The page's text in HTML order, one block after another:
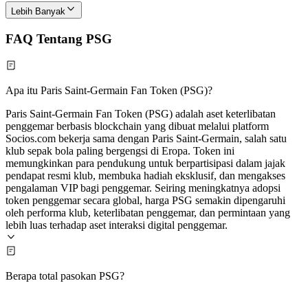
Lebih Banyak
FAQ Tentang PSG
Apa itu Paris Saint‑Germain Fan Token (PSG)?
Paris Saint‑Germain Fan Token (PSG) adalah aset keterlibatan
penggemar berbasis blockchain yang dibuat melalui platform
Socios.com bekerja sama dengan Paris Saint‑Germain, salah satu
klub sepak bola paling bergengsi di Eropa. Token ini
memungkinkan para pendukung untuk berpartisipasi dalam jajak
pendapat resmi klub, membuka hadiah eksklusif, dan mengakses
pengalaman VIP bagi penggemar. Seiring meningkatnya adopsi
token penggemar secara global, harga PSG semakin dipengaruhi
oleh performa klub, keterlibatan penggemar, dan permintaan yang
lebih luas terhadap aset interaksi digital penggemar.
Berapa total pasokan PSG?